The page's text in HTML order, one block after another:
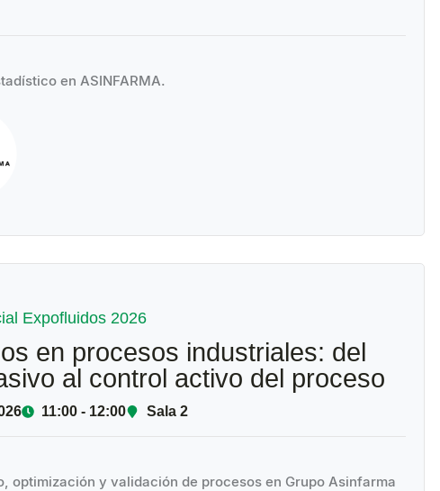
en ASINFARMA.
Expofluidos 2026
en procesos industriales: del
al control activo del proceso
11:00 - 12:00 Sala 2
optimización y validación de procesos en Grupo Asinfarma